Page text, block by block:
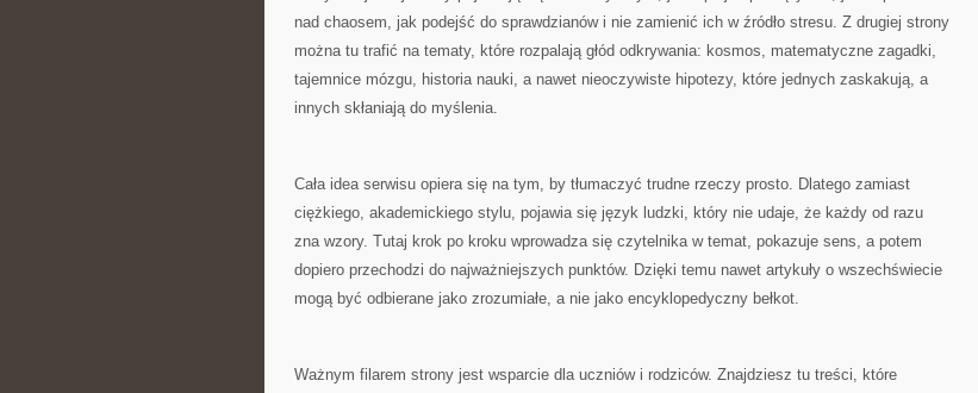
nad chaosem, jak podejść do sprawdzianów i nie zamienić ich w źródło stresu. Z drugiej strony
można tu trafić na tematy, które rozpalają głód odkrywania: kosmos, matematyczne zagadki,
tajemnice mózgu, historia nauki, a nawet nieoczywiste hipotezy, które jednych zaskakują, a
innych skłaniają do myślenia.
Cała idea serwisu opiera się na tym, by tłumaczyć trudne rzeczy prosto. Dlatego zamiast
ciężkiego, akademickiego stylu, pojawia się język ludzki, który nie udaje, że każdy od razu
zna wzory. Tutaj krok po kroku wprowadza się czytelnika w temat, pokazuje sens, a potem
dopiero przechodzi do najważniejszych punktów. Dzięki temu nawet artykuły o wszechświecie
mogą być odbierane jako zrozumiałe, a nie jako encyklopedyczny bełkot.
Ważnym filarem strony jest wsparcie dla uczniów i rodziców. Znajdziesz tu treści, które